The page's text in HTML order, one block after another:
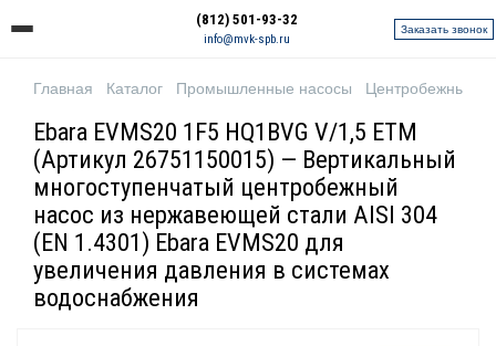
(812) 501-93-32
info@mvk-spb.ru
Заказать звонок
Главная Каталог Промышленные насосы Центробежные
Ebara EVMS20 1F5 HQ1BVG V/1,5 ETM
(Артикул 26751150015) — Вертикальный
многоступенчатый центробежный
насос из нержавеющей стали AISI 304
(EN 1.4301) Ebara EVMS20 для
увеличения давления в системах
водоснабжения